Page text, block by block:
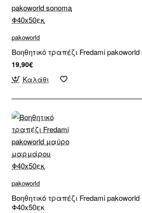
pakoworld
Βοηθητικό τραπέζι Fredami
19,90€
Καλάθι
pakoworld
Βοηθητικό τραπέζι Fredami
Φ40x50εκ